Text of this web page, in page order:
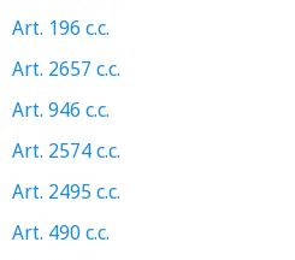
Art. 196 c.c.
Art. 2657 c.c.
Art. 946 c.c.
Art. 2574 c.c.
Art. 2495 c.c.
Art. 490 c.c.